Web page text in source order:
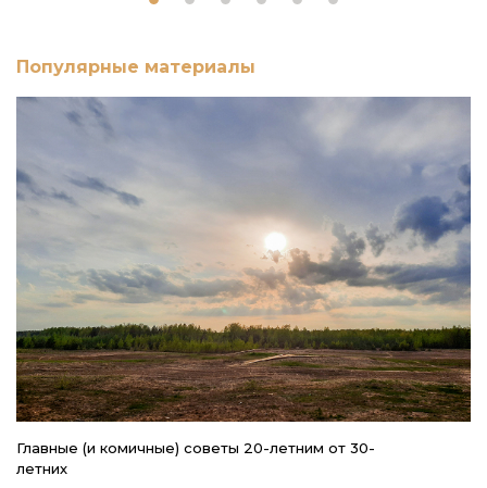
Популярные материалы
Главные (и комичные) советы 20-летним от 30-
летних